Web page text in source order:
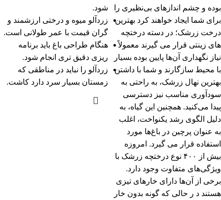
بوده و چشم اندازهای بی‌نظیری را
برای شما ایجاد خواهند کرد بهترین
درخت زرشک؛ در دسته درختچه‌
های زینتی قرار می‌ گیرند معمولاً
نیاز نگهداری آن‌ها پایین بوده بسیار
با محیط سازگارند و شما با داشتن
بهترین نهال زرشک، به راحتی به
سودآوری مناسب نیز دسترسی
پیدا می‌کنید. همچنین این گیاه، به
دلیل الگوی رشد یکنواخت، اغلب
به عنوان پرچین در باغ‌ها مورد
استفاده قرار می‌ گیرد. امروزه
بیش از ۴۰۰ نوع درختچه زرشک با
ویژگی‌های متفاوت وجود دارد.
برخی از آن‌ها دارای خارهای تیزی
هستند د ر حالی که گونه بدون خار
شود.
زردآلو میوه و درختی ارزشمند و
گران قیمت با عمر طولانی است.
هنگام طراحی باغ باید برنامه
ریزی دقیق تری انجام شود.
زردآلو را نباید در مناطقی که
زمستان بسیار سرد دارد کاشت.